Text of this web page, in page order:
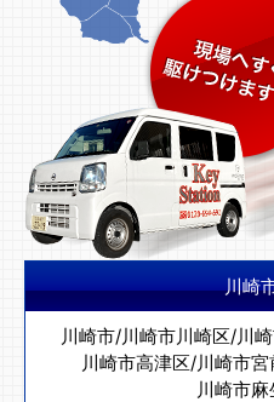
川崎
川崎市/川崎市川崎区/川
川崎市高津区/川崎市宮
川崎市麻